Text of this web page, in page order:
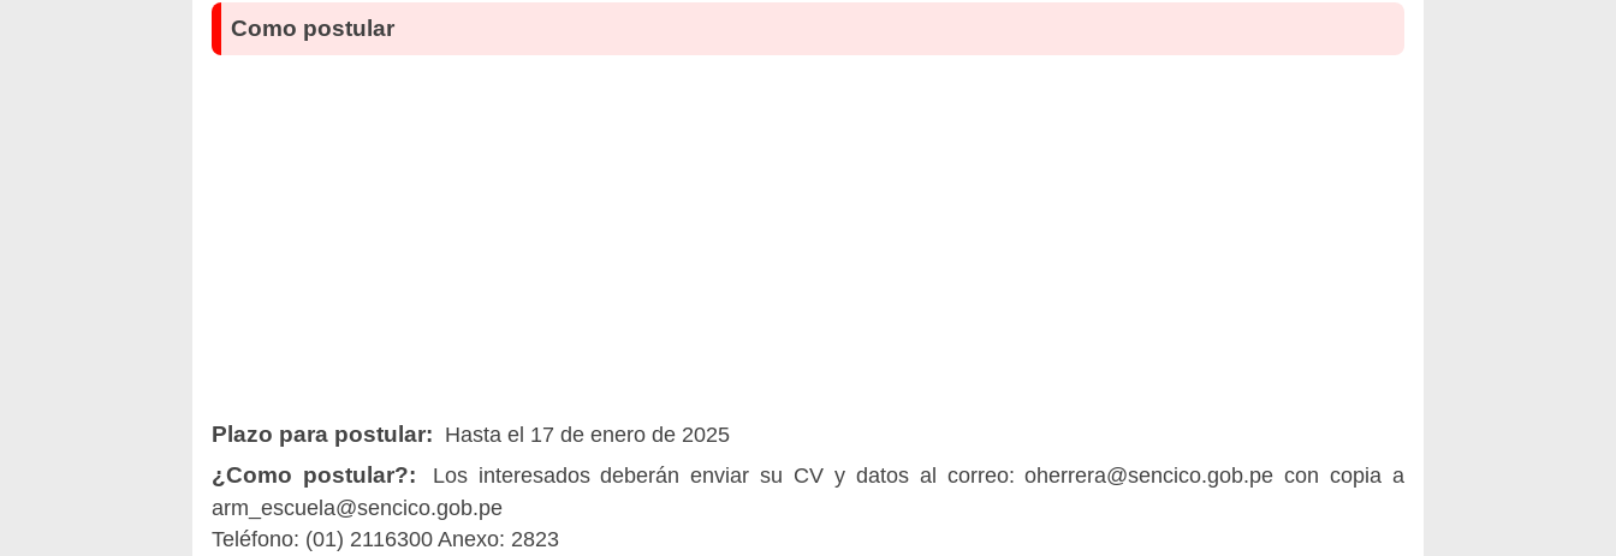
Como postular
Plazo para postular: Hasta el 17 de enero de 2025
¿Como postular?: Los interesados deberán enviar su CV y datos al correo:oherrera@sencico.gob.pe con copia a
arm_escuela@sencico.gob.pe
Teléfono: (01) 2116300 Anexo: 2823